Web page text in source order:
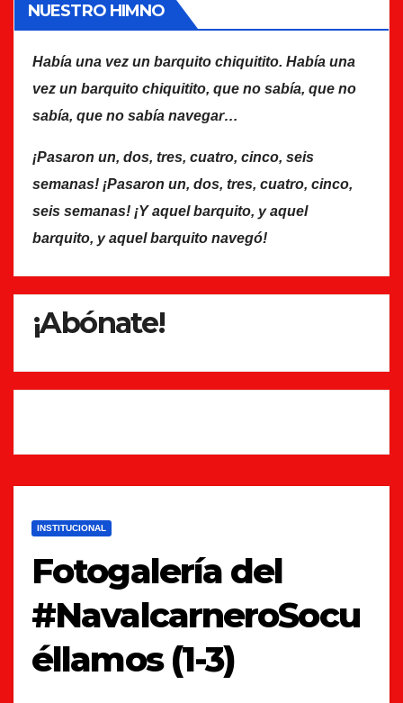
NUESTRO HIMNO
Había una vez un barquito chiquitito. Había una
vez un barquito chiquitito, que no sabía, que no
sabía, que no sabía navegar…
¡Pasaron un, dos, tres, cuatro, cinco, seis
semanas! ¡Pasaron un, dos, tres, cuatro, cinco,
seis semanas! ¡Y aquel barquito, y aquel
barquito, y aquel barquito navegó!
¡Abónate!
INSTITUCIONAL
Fotogalería del
#NavalcarneroSocu
éllamos (1-3)